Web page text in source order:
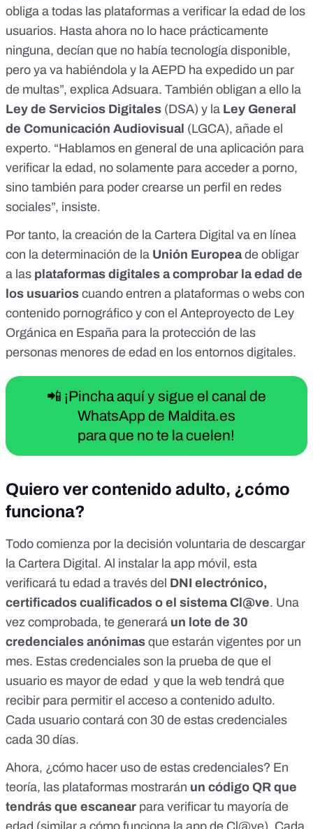
obliga a todas las plataformas a verificar la edad de los
usuarios. Hasta ahora no lo hace prácticamente
ninguna, decían que no había tecnología disponible,
pero ya va habiéndola y la AEPD ha expedido un par
de multas”, explica Adsuara. También obligan a ello la
Ley de Servicios Digitales (DSA) y la Ley General
de Comunicación Audiovisual (LGCA), añade el
experto. “Hablamos en general de una aplicación para
verificar la edad, no solamente para acceder a porno,
sino también para poder crearse un perfil en redes
sociales”, insiste.
Por tanto, la creación de la Cartera Digital va en línea
con la determinación de la Unión Europeade obligar
a las plataformas digitales a comprobar la edad de
los usuarios cuando entren a plataformas o webs con
contenido pornográfico y con el Anteproyecto de Ley
Orgánica en España para la protección de las
personas menores de edad en los entornos digitales.
📲 ¡Pincha aquí y sigue el canal de
WhatsApp de Maldita.es
para que no te la cuelen!
Quiero ver contenido adulto, ¿cómo
funciona?
Todo comienza por la decisión voluntaria de descargar
la Cartera Digital. Al instalar la app móvil, esta
verificará tu edad a través del DNI electrónico,
certificados cualificados o el sistema Cl@ve. Una
vez comprobada, te generará un lote de 30
credenciales anónimas que estarán vigentes por un
mes. Estas credenciales son la prueba de que el
usuario es mayor de edad y que la web tendrá que
recibir para permitir el acceso a contenido adulto.
Cada usuario contará con 30 de estas credenciales
cada 30 días.
Ahora, ¿cómo hacer uso de estas credenciales? En
teoría, las plataformas mostrarán un código QR que
tendrás que escanear para verificar tu mayoría de